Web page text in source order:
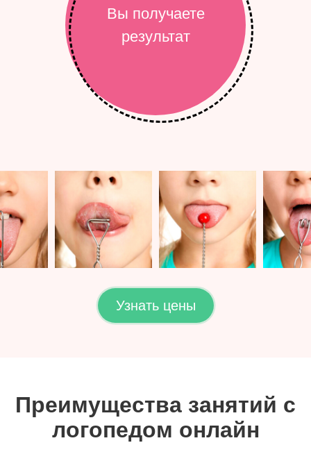
Вы получаете
результат
Узнать цены
Преимущества занятий с
логопедом онлайн